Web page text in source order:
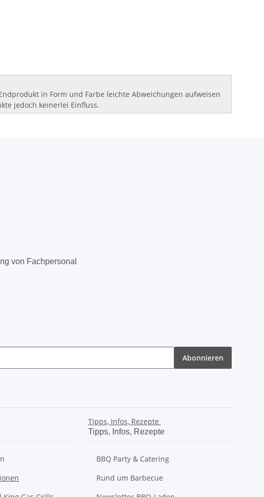
in Form und Farbe leichte Abweichungen aufweisen
jedoch keinerlei Einfluss.
von Fachpersonal
Abonnieren
Tipps, Infos, Rezepte
Tipps, Infos, Rezepte
BBQ Party & Catering
Rund um Barbecue